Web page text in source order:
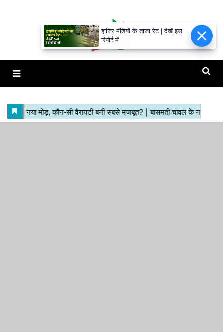
हाजिर मंडियों के ताजा रेट | देखें इस
रिपोर्ट में